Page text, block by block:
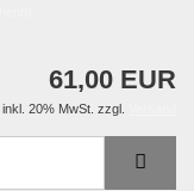
61,00 EUR
inkl. 20% MwSt. zzgl.